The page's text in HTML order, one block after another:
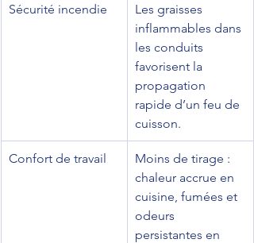
Sécurité incendie
Les graisses
inflammables dans
les conduits
favorisent la
propagation
rapide d’un feu de
cuisson.
Confort de travail
Moins de tirage :
chaleur accrue en
cuisine, fumées et
odeurs
persistantes en